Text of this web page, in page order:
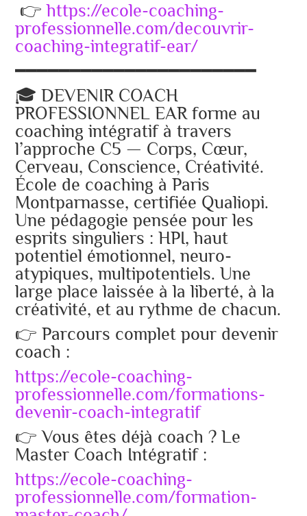
👉 https://ecole-coaching-
professionnelle.com/decouvrir-
coaching-integratif-ear/
━━━━━━━━━━━━━━━━━━━━━━
🎓 DEVENIR COACH
PROFESSIONNEL EAR forme au
coaching intégratif à travers
l’approche C5 — Corps, Cœur,
Cerveau, Conscience, Créativité.
École de coaching à Paris
Montparnasse, certifiée Qualiopi.
Une pédagogie pensée pour les
esprits singuliers : HPI, haut
potentiel émotionnel, neuro-
atypiques, multipotentiels. Une
large place laissée à la liberté, à la
créativité, et au rythme de chacun.
👉 Parcours complet pour devenir
coach :
https://ecole-coaching-
professionnelle.com/formations-
devenir-coach-integratif
👉 Vous êtes déjà coach ? Le
Master Coach Intégratif :
https://ecole-coaching-
professionnelle.com/formation-